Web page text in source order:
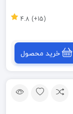
(15+) 4.8
خرید محصول